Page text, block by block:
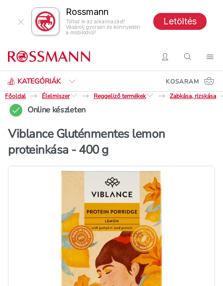
Rossmann
Töltsd le az alkalmazást!
Vásárolj gyorsan és könnyedén
a mobilodról!
Letöltés
BelépésKeresés
KATEGÓRIÁK
Keresés
KOSARAM
Főoldal
Élelmiszer Reggeliző termékek Zabkása, rizskása
Online készleten
Viblance Gluténmentes lemon
proteinkása - 400 g